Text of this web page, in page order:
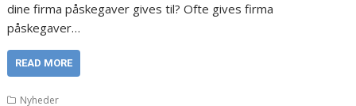
dine firma påskegaver gives til? Ofte gives firma
påskegaver…
READ MORE
Nyheder